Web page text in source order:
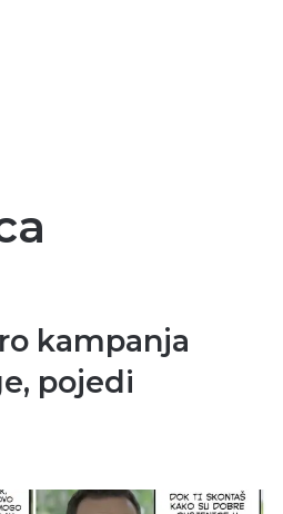
kampanja
pojedi